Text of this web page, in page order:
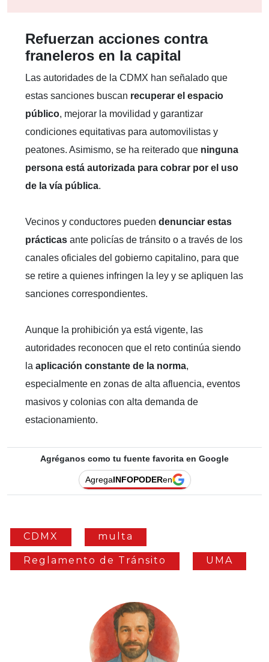
Refuerzan acciones contra
franeleros en la capital
Las autoridades de la CDMX han señalado que
estas sanciones buscan recuperar el espacio
público, mejorar la movilidad y garantizar
condiciones equitativas para automovilistas y
peatones. Asimismo, se ha reiterado que ninguna
persona está autorizada para cobrar por el uso
de la vía pública.
Vecinos y conductores pueden denunciar estas
prácticas ante policías de tránsito o a través de los
canales oficiales del gobierno capitalino, para que
se retire a quienes infringen la ley y se apliquen las
sanciones correspondientes.
Aunque la prohibición ya está vigente, las
autoridades reconocen que el reto continúa siendo
la aplicación constante de la norma,
especialmente en zonas de alta afluencia, eventos
masivos y colonias con alta demanda de
estacionamiento.
Agréganos como tu fuente favorita en Google
AgregaINFOPODERen
CDMX multa
Reglamento de Tránsito UMA